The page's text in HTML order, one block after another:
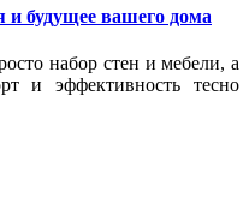
будущее вашего дома
набор стен и мебели, а
и эффективность тесно